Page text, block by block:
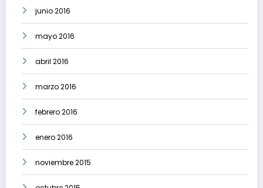
junio 2016
mayo 2016
abril 2016
marzo 2016
febrero 2016
enero 2016
noviembre 2015